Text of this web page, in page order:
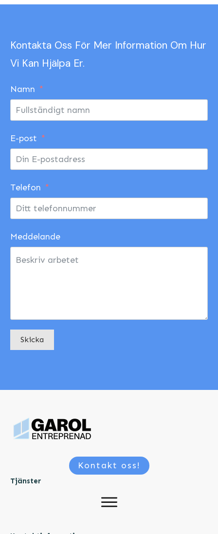
Kontakta Oss För Mer Information Om Hur
Vi Kan Hjälpa Er.
Namn
E-post
Telefon
Meddelande
Skicka
Kontakt oss!
Tjänster